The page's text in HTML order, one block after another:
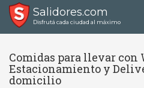
Salidores.com
Disfrutá cada ciudad al máximo
Comidas para llevar con
Estacionamiento y
domicilio